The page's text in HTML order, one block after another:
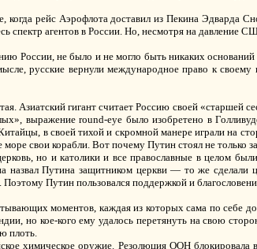
когда рейс Аэрофлота доставил из Пекина Эдварда
спектр агентов в России. Но, несмотря на
России, не было и не могло быть никаких
русские вернули международное право к
Азиатский гигант считает Россию своей «старшей
выражение round-eye было изобретено в
в своей тихой и скромной манере играли на
свои корабли. Вот почему Путин стоял не только
но и католики и все православные в целом
назвал Путина защитником церкви — то же сделали
Поэтому Путин пользовался поддержкой и
моментов, каждая из которых сама по себе
но кое-кого ему удалось перетянуть на свою
плоть.
химическое оружие. Резолюция ООН